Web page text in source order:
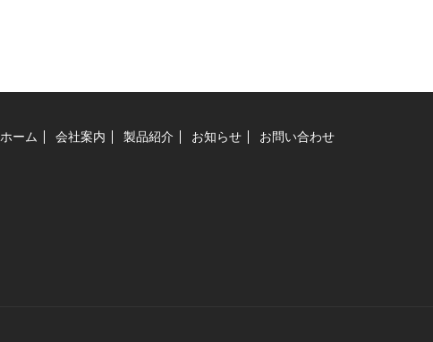
ホーム 会社案内 製品紹介 お知らせ お問い合わせ